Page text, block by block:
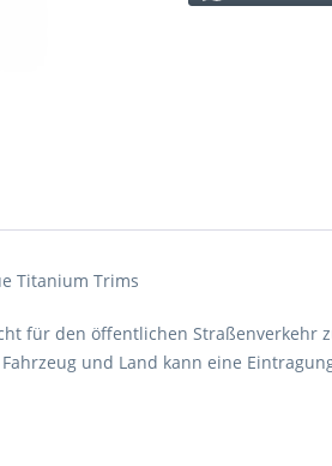
Titanium Trims
für den öffentlichen Straßenverkehr
und Land kann eine